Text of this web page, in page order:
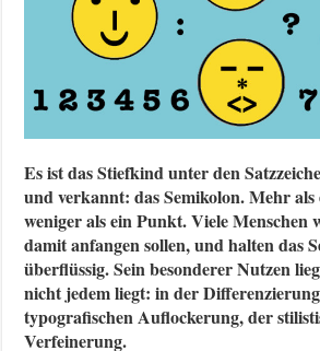
Es ist das Stiefkind unter den
und verkannt: das Semikolon. Mehr
weniger als ein Punkt. Viele Menschen
damit anfangen sollen, und halten das
überflüssig. Sein besonderer Nutzen
nicht jedem liegt: in der
typografischen Auflockerung, der
Verfeinerung.